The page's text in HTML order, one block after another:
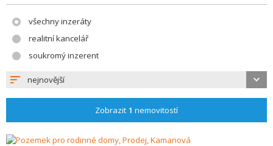
všechny inzeráty
realitní kancelář
soukromý inzerent
nejnovější
Zobrazit 1 nemovitostí